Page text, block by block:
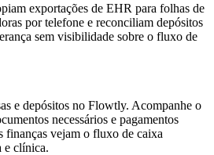
exportações de EHR para folhas de
por telefone e reconciliam depósitos
sem visibilidade sobre o fluxo de
e depósitos no Flowtly. Acompanhe o
necessários e pagamentos
finanças vejam o fluxo de caixa
e clínica.